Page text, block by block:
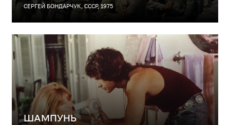
СЕРГЕЙ БОНДАРЧУК, СССР, 1975
ШАМПУНЬ